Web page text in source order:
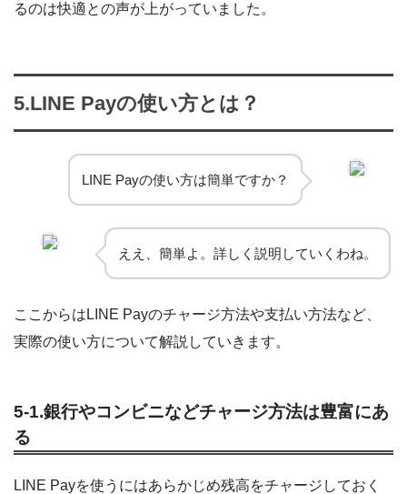
るのは快適との声が上がっていました。
5.LINE Payの使い方とは？
LINE Payの使い方は簡単ですか？
ええ、簡単よ。詳しく説明していくわね。
ここからはLINE Payのチャージ方法や支払い方法など、
実際の使い方について解説していきます。
5-1.銀行やコンビニなどチャージ方法は豊富にあ
る
LINE Payを使うにはあらかじめ残高をチャージしておく